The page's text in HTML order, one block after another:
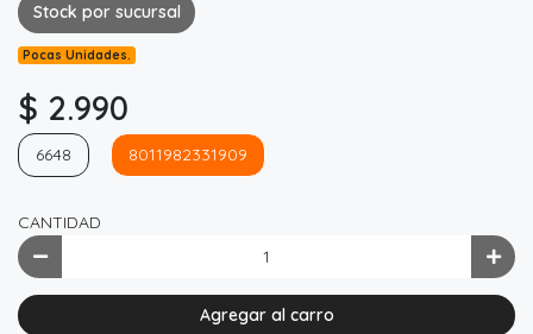
Stock por sucursal
Pocas Unidades.
$ 2.990
6648 8011982331909
CANTIDAD
Agregar al carro